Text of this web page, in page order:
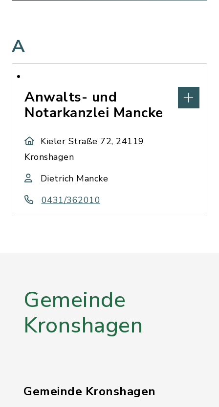
A
Anwalts- und
Notarkanzlei Mancke
Kieler Straße 72, 24119
Kronshagen
Dietrich Mancke
0431/362010
Gemeinde
Kronshagen
Gemeinde Kronshagen